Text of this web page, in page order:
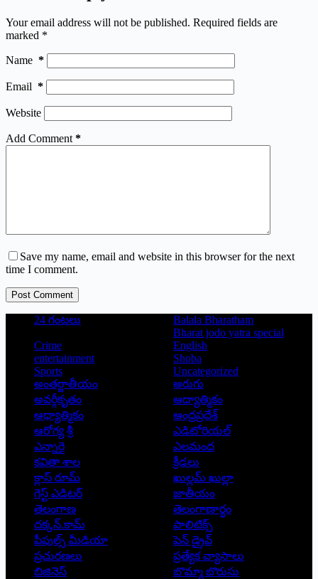
Your email address will not be published. Required fields are
marked *
Name *
Email *
Website
Add Comment *
Save my name, email and website in this browser for the next
time I comment.
Post Comment
24 గంటలు
Balala Bharatham
Bharat jodo yatra special
Crime
English
entertainment
Shoba
Sports
Uncategorized
అంతర్జాతీయం
అరుగు
అవర్గీకృతం
ఆద్యాత్మికం
ఆధ్యాత్మికం
ఆంధ్రప్రదేశ్
ఆరోగ్య శ్రీ
ఎడిటోరియల్
ఎన్నారై
ఎలమంద
కవితా శాల
క్రీడలు
క్లాస్ రూమ్
ఖుల్లమ్ ఖుల్లా
గెస్ట్ ఎడిటర్
జాతీయం
తెలంగాణ
తెలంగాణార్థం
దక్కన్.కామ్
పాలిటిక్స్
పీపుల్స్ ‌మీడియా
పెన్ డ్రైవ్
ప్రచురణలు
ప్రత్యేక వ్యాసాలు
బిజినెస్
బొమ్మా బొరుసు